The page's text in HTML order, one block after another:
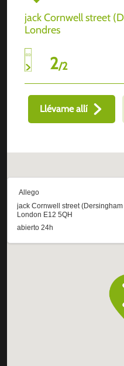
jack Cornwell street
Londres
2/2
Llévame allí